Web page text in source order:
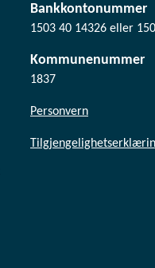
Bankkontonummer
1503 40 14326 eller
Kommunenummer
1837
Personvern